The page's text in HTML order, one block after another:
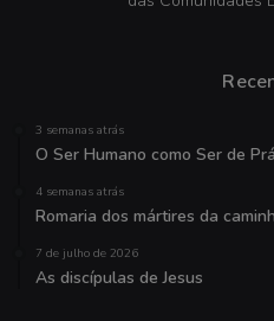
3 semanas atrás
O Ser Humano como Ser de
4 semanas atrás
Romaria dos mártires da
7 de julho de 2026
As discípulas de Jesus